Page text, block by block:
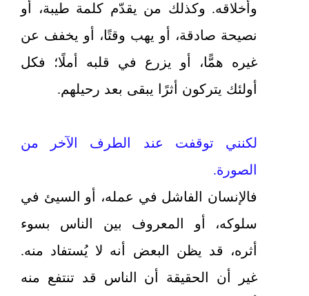
وأخلاقه. وكذلك من يقدّم كلمة طيبة، أو
نصيحة صادقة، أو يهب وقتًا، أو يخفف عن
غيره همًّا، أو يزرع في قلبه أملًا؛ فكل
أولئك يتركون أثرًا يبقى بعد رحيلهم.
لكنني توقفت عند الطرف الآخر من
الصورة.
فالإنسان الفاشل في عمله، أو السيئ في
سلوكه، أو المعروف بين الناس بسوء
أثره، قد يظن البعض أنه لا يُستفاد منه.
غير أن الحقيقة أن الناس قد تنتفع منه